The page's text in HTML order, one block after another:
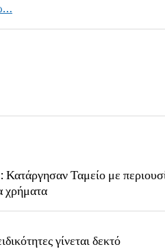
Ταμείο με
χρήματα
γίνεται δεκτό